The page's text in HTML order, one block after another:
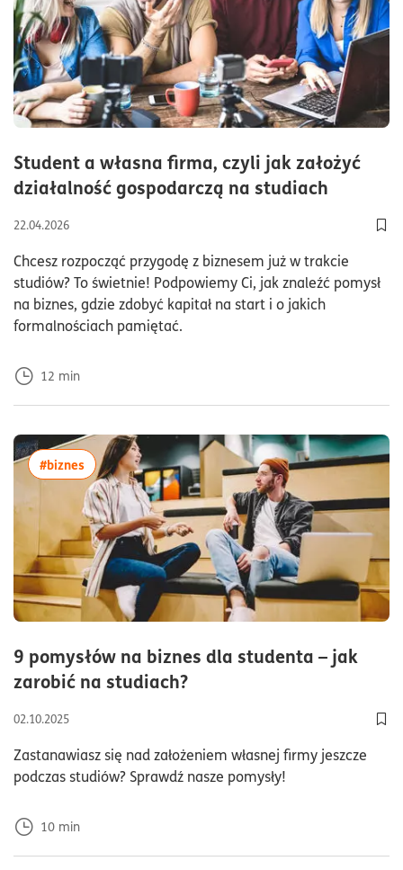
Student a własna firma, czyli jak założyć
działalność gospodarczą na studiach
22.04.2026
Chcesz rozpocząć przygodę z biznesem już w trakcie
studiów? To świetnie! Podpowiemy Ci, jak znaleźć pomysł
na biznes, gdzie zdobyć kapitał na start i o jakich
formalnościach pamiętać.
12 min
9 pomysłów na biznes dla studenta – jak
zarobić na studiach?czas czytania10minuty
02.10.2025
Zastanawiasz się nad założeniem własnej firmy jeszcze
podczas studiów? Sprawdź nasze pomysły!
10 min
#bizneswięcej artykułów z tagiem:#biznes